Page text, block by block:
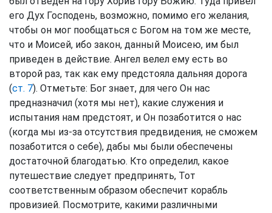
его Дух Господень, возможно, помимо его желания,
чтобы он мог пообщаться с Богом на том же месте,
что и Моисей, ибо закон, данный Моисею, им был
приведен в действие. Ангел велел ему есть во
второй раз, так как ему предстояла дальняя дорога
(ст. 7). Отметьте: Бог знает, для чего Он нас
предназначил (хотя мы нет), какие служения и
испытания нам предстоят, и Он позаботится о нас
(когда мы из-за отсутствия предвидения, не сможем
позаботится о себе), дабы мы были обеспечены
достаточной благодатью. Кто определил, какое
путешествие следует предпринять, Тот
соответственным образом обеспечит корабль
провизией. Посмотрите, какими различными